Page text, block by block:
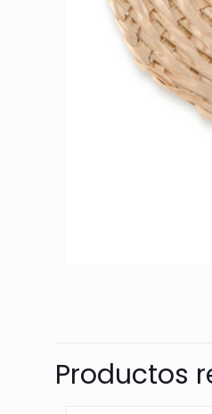
Productos